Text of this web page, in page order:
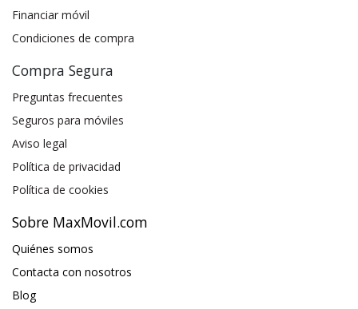
Financiar móvil
Condiciones de compra
Compra Segura
Preguntas frecuentes
Seguros para móviles
Aviso legal
Política de privacidad
Política de cookies
Sobre MaxMovil.com
Quiénes somos
Contacta con nosotros
Blog